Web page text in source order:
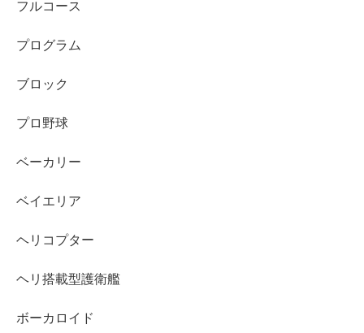
フルコース
プログラム
ブロック
プロ野球
ベーカリー
ベイエリア
ヘリコプター
ヘリ搭載型護衛艦
ボーカロイド